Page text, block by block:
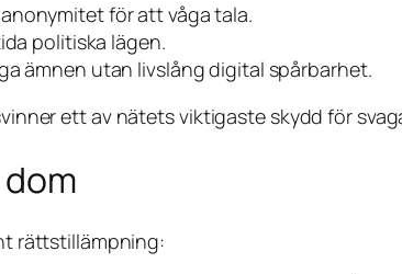
för att våga tala.
politiska lägen.
ämnen utan livslång digital spårbarhet.
ett av nätets viktigaste skydd för
rättstillämpning: